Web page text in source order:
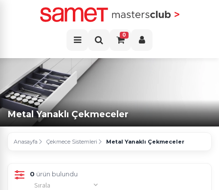
0
Metal Yanaklı Çekmeceler
Anasayfa Çekmece Sistemleri Metal Yanaklı Çekmeceler
0 ürün bulundu
Sırala